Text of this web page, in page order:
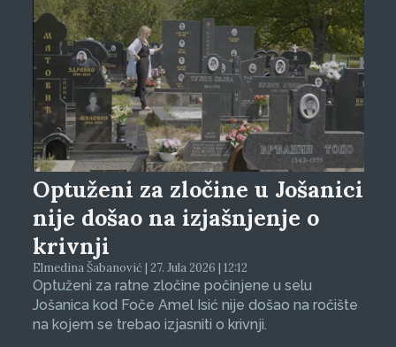
Optuženi za zločine u Jošanici
nije došao na izjašnjenje o
krivnji
Elmedina Šabanović | 27. Jula 2026 | 12:12
Optuženi za ratne zločine počinjene u selu
Jošanica kod Foče Amel Isić nije došao na ročište
na kojem se trebao izjasniti o krivnji.